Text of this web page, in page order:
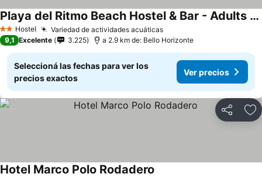
2 Estrellas
Hostel Variedad de actividades acuáticas
Playa del Ritmo Beach Hostel & Bar - Adults Only
9,1 Excelente 3.225 a 2.9 km de: Bello Horizonte
Seleccioná las fechas para ver los
precios exactos
Ver precios
Compartir
Hotel Marco Polo Rodadero